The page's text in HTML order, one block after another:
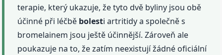
terapie, který ukazuje, že tyto dvě byliny jsou obě
účinné při léčbě bolesti artritidy a společně s
bromelainem jsou ještě účinnější. Zároveň ale
poukazuje na to, že zatím neexistují žádné oficiální